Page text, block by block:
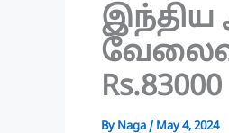
இந்திய
Rs.83000
By Naga/ May 4, 2024